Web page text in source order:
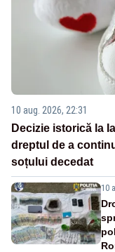
10 aug. 2026, 22:31
Decizie istorică la
dreptul de a
soțului decedat
10